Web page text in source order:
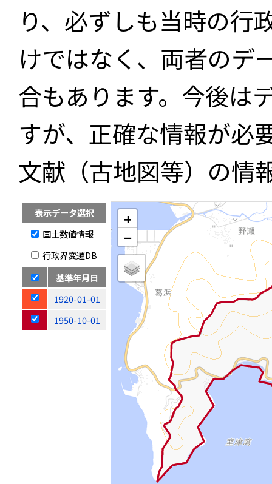
り、必ずしも当時の行
けではなく、両者のデ
合もあります。今後は
すが、正確な情報が必
文献（古地図等）の情
表示データ選択
国土数値情報
行政界変遷DB
基準年月日
1920-01-01
1950-10-01
+
−